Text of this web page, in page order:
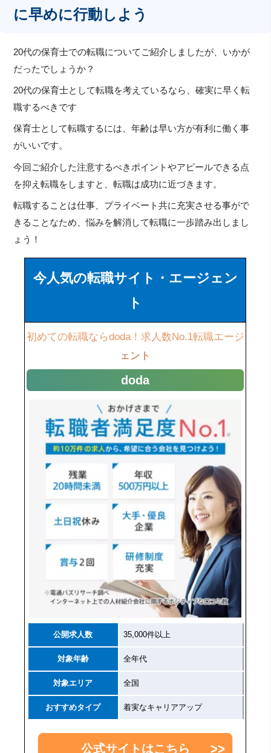
に早めに行動しよう
20代の保育士での転職についてご紹介しましたが、いかが
だったでしょうか？
20代の保育士として転職を考えているなら、確実に早く転
職するべきです
保育士として転職するには、年齢は早い方が有利に働く事
がいいです。
今回ご紹介した注意するべきポイントやアピールできる点
を抑え転職をしますと、転職は成功に近づきます。
転職することは仕事、プライベート共に充実させる事がで
きることなため、悩みを解消して転職に一歩踏み出しまし
ょう！
今人気の転職サイト・エージェン
ト
初めての転職ならdoda！求人数No.1転職エージ
ェント
doda
公開求人数 35,000件以上
対象年齢 全年代
対象エリア 全国
おすすめタイプ 着実なキャリアアップ
公式サイトはこちら